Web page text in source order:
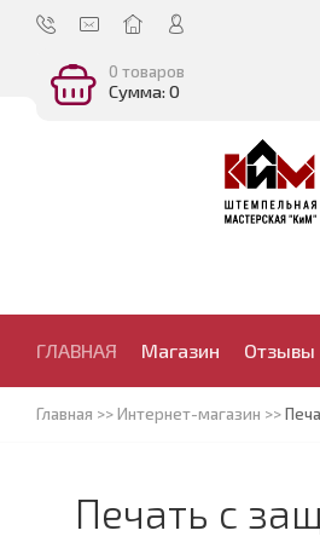
0 товаров
Сумма: 0
ГЛАВНАЯ Магазин Отзывы
Главная >>Интернет-магазин >>
Печать с